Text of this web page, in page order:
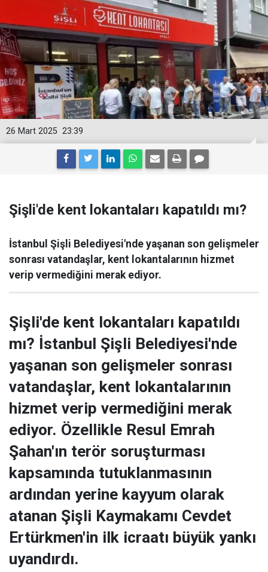
23:39
26 Mart 2025
Şişli'de kent lokantaları kapatıldı mı?
İstanbul Şişli Belediyesi'nde yaşanan son gelişmeler
sonrası vatandaşlar, kent lokantalarının hizmet
verip vermediğini merak ediyor.
Şişli'de kent lokantaları kapatıldı
mı? İstanbul Şişli Belediyesi'nde
yaşanan son gelişmeler sonrası
vatandaşlar, kent lokantalarının
hizmet verip vermediğini merak
ediyor. Özellikle Resul Emrah
Şahan'ın terör soruşturması
kapsamında tutuklanmasının
ardından yerine kayyum olarak
atanan Şişli Kaymakamı Cevdet
Ertürkmen'in ilk icraatı büyük yankı
uyandırdı.